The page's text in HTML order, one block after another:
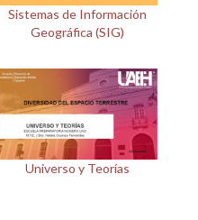
Sistemas de Información
Geográfica (SIG)
Universo y Teorías